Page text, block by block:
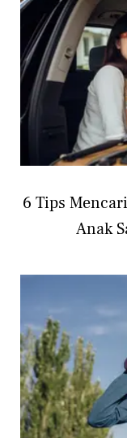
6 Tips
Anak